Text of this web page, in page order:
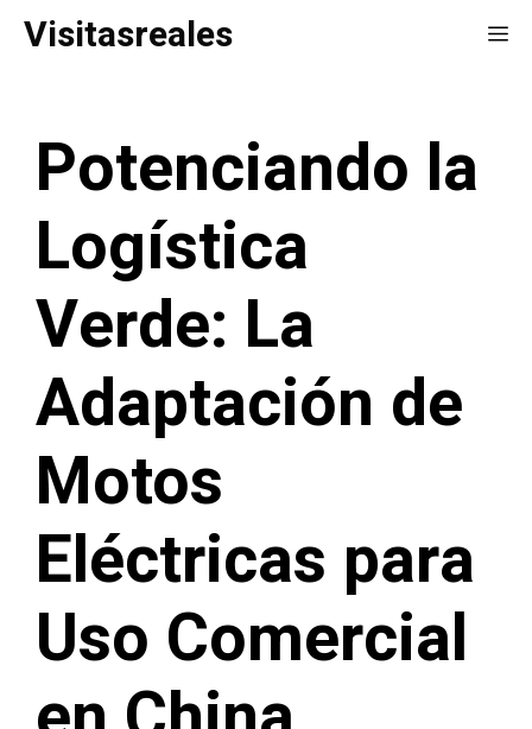
Saltar
Visitasreales
Potenciando la
Logística
Verde: La
Adaptación de
Motos
Eléctricas para
Uso Comercial